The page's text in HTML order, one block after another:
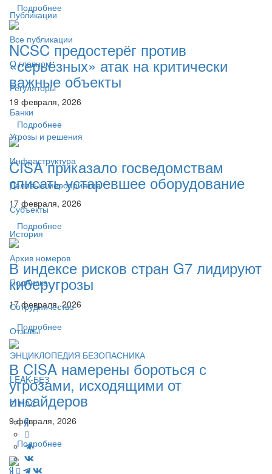
Публикации
Все публикации
О главном
Регуляторы
Банки
Угрозы и решения
Инфраструктура
Деловые мероприятия
Субъекты
История
Архив номеров
Подписка
Сотрудничество
Отзывы
ЭНЦИКЛОПЕДИЯ БЕЗОПАСНИКА
LEAK-БЕЗ
О НАС
Подробнее
NCSC предостерёг против
«серьёзных» атак на критически
важные объекты
19 февраля, 2026
Подробнее
CISA приказало госведомствам
списать устаревшее оборудование
17 февраля, 2026
Подробнее
В индексе рисков стран G7 лидируют
киберугрозы
17 февраля, 2026
Подробнее
В CISA намерены бороться с
угрозами, исходящими от
инсайдеров
9 февраля, 2026
Подробнее